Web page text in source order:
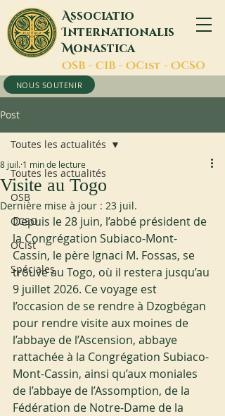
Associatio
Internationalis
Monastica
OSB - CIB - OCist - OCSO
NOUS SOUTENIR
Post
Toutes les actualités
OSB
OCSO
OCist
Spéciales
Toutes les actualités
Visite au Togo
8 juil. 1 min de lecture
Dernière mise à jour : 23 juil.
Depuis le 28 juin, l’abbé président de
la Congrégation Subiaco-Mont-
Cassin, le père Ignaci M. Fossas, se
trouve au Togo, où il restera jusqu’au
9 juillet 2026. Ce voyage est
l’occasion de se rendre à Dzogbégan
pour rendre visite aux moines de
l’abbaye de l’Ascension, abbaye
rattachée à la Congrégation Subiaco-
Mont-Cassin, ainsi qu’aux moniales
de l’abbaye de l’Assomption, de la
Fédération de Notre-Dame de la